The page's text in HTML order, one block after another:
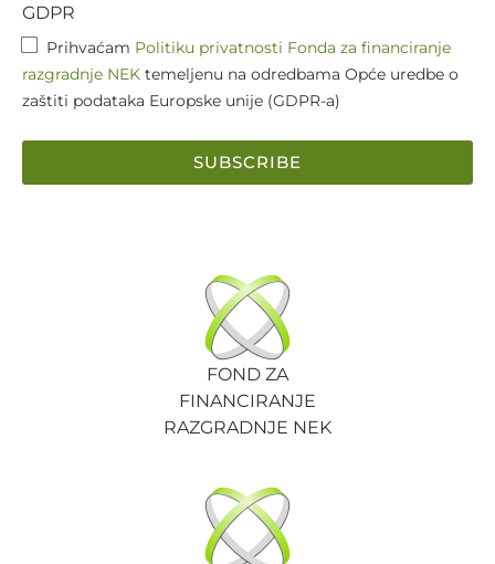
GDPR
Prihvaćam Politiku privatnosti Fonda za financiranje
razgradnje NEK temeljenu na odredbama Opće uredbe o
zaštiti podataka Europske unije (GDPR-a)
SUBSCRIBE
FOND ZA
FINANCIRANJE
RAZGRADNJE NEK